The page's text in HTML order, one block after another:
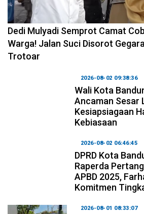
2026-08-04 10:29:06
Dedi Mulyadi Semprot Camat
Warga! Jalan Suci Disorot
Trotoar
2026-08-02 09:38:36
Wali Kota
Ancaman Sesar
Kesiapsiagaan
Kebiasaan
2026-08-02 06:46:45
DPRD Kota
Raperda
APBD 2025,
Komitmen
2026-08-01 08:33:07